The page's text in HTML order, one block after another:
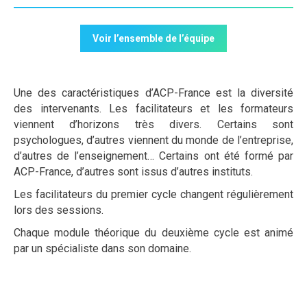
Voir l’ensemble de l’équipe
Une des caractéristiques d’ACP-France est la diversité
des intervenants. Les facilitateurs et les formateurs
viennent d’horizons très divers. Certains sont
psychologues, d’autres viennent du monde de l’entreprise,
d’autres de l’enseignement… Certains ont été formé par
ACP-France, d’autres sont issus d’autres instituts.
Les facilitateurs du premier cycle changent régulièrement
lors des sessions.
Chaque module théorique du deuxième cycle est animé
par un spécialiste dans son domaine.